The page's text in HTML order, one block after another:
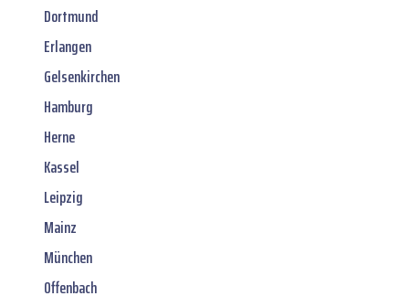
Dortmund
Erlangen
Gelsenkirchen
Hamburg
Herne
Kassel
Leipzig
Mainz
München
Offenbach